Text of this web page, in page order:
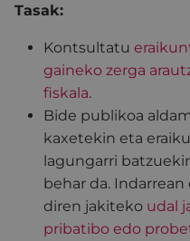
Tasak:
Kontsultatu
gaineko zerga
fiskala.
Bide publikoa
kaxetekin eta
lagungarri
behar da.
diren jakiteko udal
pribatibo edo